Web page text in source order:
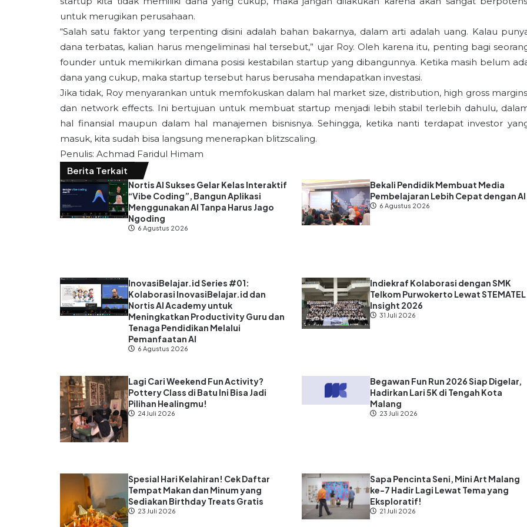
untuk merugikan perusahaan.
“Salah satu faktor yang terpenting disini adalah bahan bakarnya, dalam arti adalah uang. Kalau
dana terbatas, kalian harus mengeliminasi hal tersebut,” ujar Roy. Oleh karena itu, penting bagi
founder untuk memikirkan dimana posisi kestabilan startup yang dibangunnya. Ketika masih belum
dana yang cukup, maka startup tersebut harus berusaha mendapatkan investasi.
Jika tidak, Roy menyarankan untuk memfokuskan dalam hal market size, distribution, high gross
dan network effects. Ini bertujuan untuk membuat startup menjadi lebih stabil terlebih dahulu,
hal finansial maupun dalam hal manajemen bisnisnya. Sehingga, ketika nanti terdapat investor
masuk, kita sudah bisa langsung menerapkan blitzscaling.
Penulis: Achmad Faridul Himam
Berita Terkait
Nortis AI Sukses Gelar Kelas Interaktif
“Vibe Coding”, Bangun Aplikasi
Menggunakan AI Tanpa Harus Jago
Ngoding
6 Agustus 2026
Bekali Pendidik Membuat Media
Pembelajaran Lebih Cepat dengan AI
6 Agustus 2026
InovasiBelajar.id Series #01:
Kolaborasi InovasiBelajar.id dan
Nortis AI Academy untuk
Meningkatkan Productivity Guru dan
Tenaga Pendidikan Melalui
Pemanfaatan AI
6 Agustus 2026
Indiekraf Kolaborasi dengan SMK
Telkom Purwokerto Lewat STEMATEL
Insight 2026
31 Juli 2026
Lagi Cari Weekend Fun Activity?
Pottery Class di Batu Ini Bisa Jadi
Pilihan Healingmu!
24 Juli 2026
Begawan Fun Run 2026 Siap Digelar,
Hadirkan Lari 5K di Tengah Kota
Malang
23 Juli 2026
Spesial Hari Kelahiran! Cek Daftar
Tempat Makan dan Minum yang
Sediakan Birthday Treats Gratis
23 Juli 2026
Sapa Pencinta Seni, Mini Art Malang
ke-7 Hadir Lagi Lewat Tema yang
Eksploratif!
21 Juli 2026